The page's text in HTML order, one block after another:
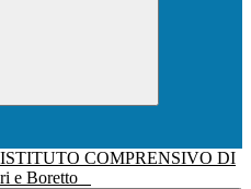
ISTITUTO COMPRENSIVO DI
e Boretto